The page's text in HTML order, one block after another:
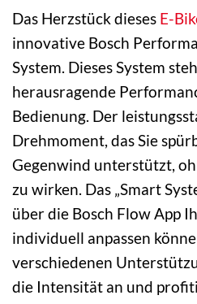
Das Herzstück dieses E-
innovative Bosch
System. Dieses System
herausragende
Bedienung. Der
Drehmoment, das Sie
Gegenwind unterstützt,
zu wirken. Das „Smart
über die Bosch Flow App
individuell anpassen
verschiedenen
die Intensität an und